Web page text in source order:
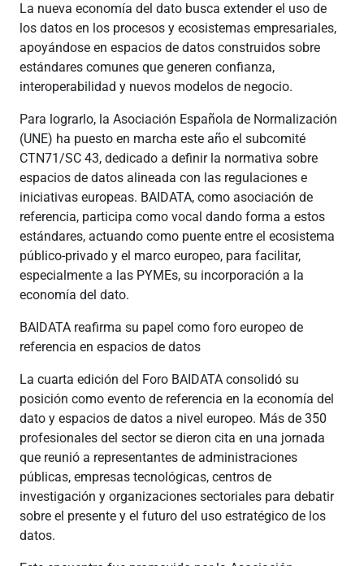
La nueva economía del dato busca extender el uso de
los datos en los procesos y ecosistemas empresariales,
apoyándose en espacios de datos construidos sobre
estándares comunes que generen confianza,
interoperabilidad y nuevos modelos de negocio.
Para lograrlo, la Asociación Española de Normalización
(UNE) ha puesto en marcha este año el subcomité
CTN71/SC 43, dedicado a definir la normativa sobre
espacios de datos alineada con las regulaciones e
iniciativas europeas. BAIDATA, como asociación de
referencia, participa como vocal dando forma a estos
estándares, actuando como puente entre el ecosistema
público‑privado y el marco europeo, para facilitar,
especialmente a las PYMEs, su incorporación a la
economía del dato.
BAIDATA reafirma su papel como foro europeo de
referencia en espacios de datos
La cuarta edición del Foro BAIDATA consolidó su
posición como evento de referencia en la economía del
dato y espacios de datos a nivel europeo. Más de 350
profesionales del sector se dieron cita en una jornada
que reunió a representantes de administraciones
públicas, empresas tecnológicas, centros de
investigación y organizaciones sectoriales para debatir
sobre el presente y el futuro del uso estratégico de los
datos.